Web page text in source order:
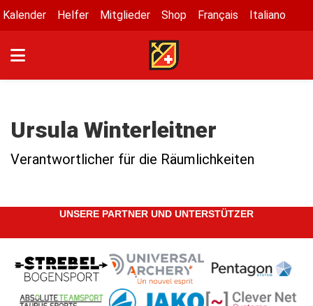
Kalender Helfer Mitglieder Shop Français Italiano
Ursula Winterleitner
Verantwortlicher für die Räumlichkeiten
UNSERE PARTNER UND UNTERSTÜTZER